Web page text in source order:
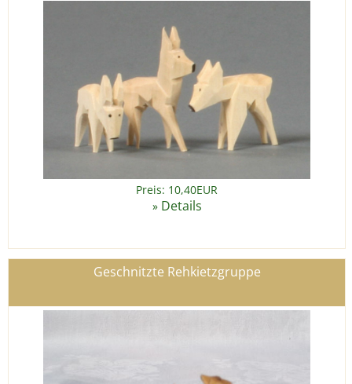
Preis: 10,40EUR
» Details
Geschnitzte Rehkietzgruppe